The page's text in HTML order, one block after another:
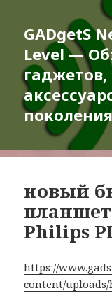
GADgetS
Level —
поколения
новый
Philips
https://
content/